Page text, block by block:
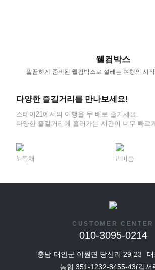
웰컴박스
깔끔하게 준비된 웰컴박스로 설레는 여행의 시
다양한 즐길거리를 만나보세요!
스테이21에서의 여행을 두 배로 즐기세요.
다양한 즐길거리에 흘러가는 시간이 너무 빠르
# 독채 # 비품
CUSTOMER CENTER
010-3095-0214
충남 태안군 이원면 당산리 29-23
농협 351-1232-8455-43(김서